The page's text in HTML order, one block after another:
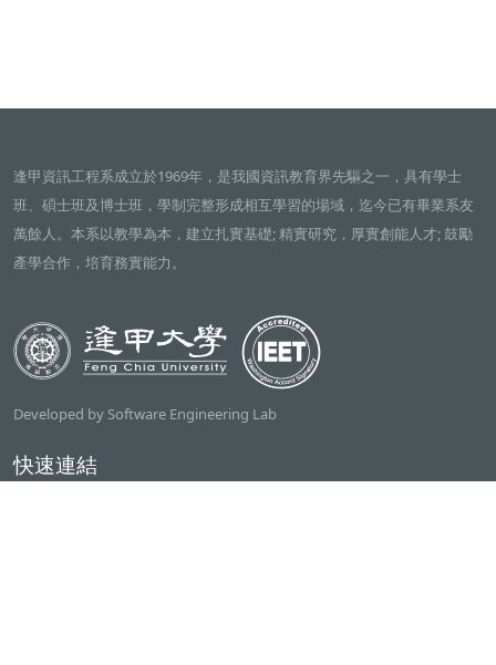
逢甲資訊工程系成立於1969年，是我國資訊教育界先驅之一，具有學士
班、碩士班及博士班，學制完整形成相互學習的場域，迄今已有畢業系友
萬餘人。本系以教學為本，建立扎實基礎; 精實研究，厚實創能人才; 鼓勵
產學合作，培育務實能力。
Developed by Software Engineering Lab
快速連結